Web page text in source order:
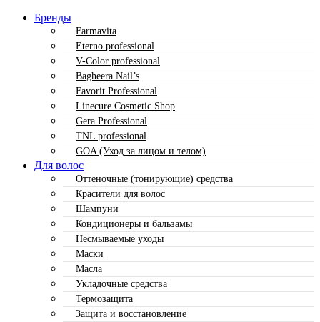
Бренды
Farmavita
Eterno professional
V-Color professional
Bagheera Nail’s
Favorit Professional
Linecure Cosmetic Shop
Gera Professional
TNL professional
GOA (Уход за лицом и телом)
Для волос
Оттеночные (тонирующие) средства
Красители для волос
Шампуни
Кондиционеры и бальзамы
Несмываемые уходы
Маски
Масла
Укладочные средства
Термозащита
Защита и восстановление